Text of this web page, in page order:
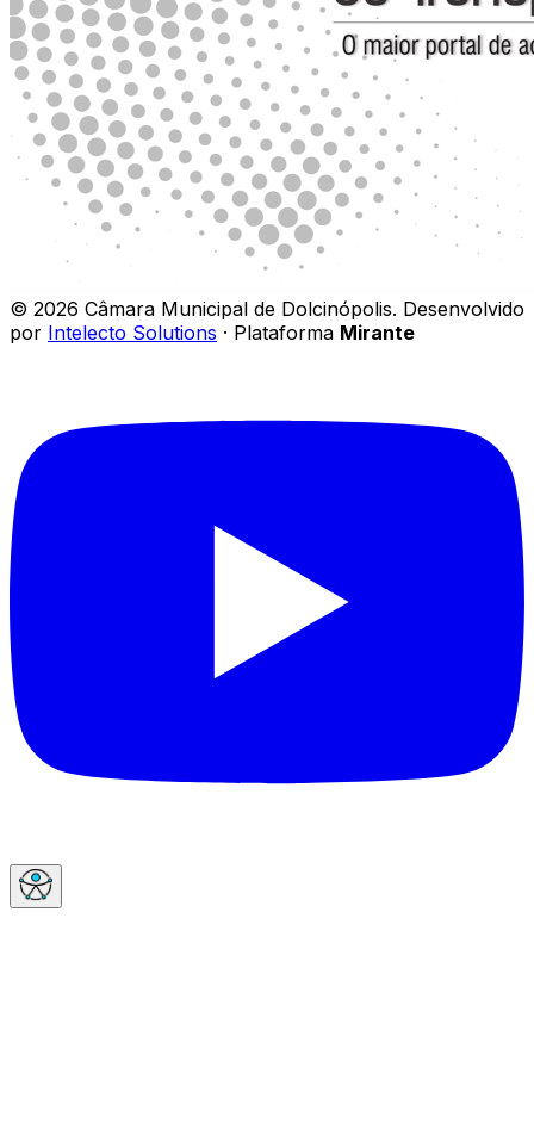
© 2026 Câmara Municipal de Dolcinópolis. Desenvolvido
por Intelecto Solutions · Plataforma Mirante